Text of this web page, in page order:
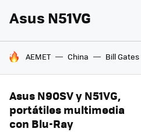
Asus N51VG
HOY SE HABLA DE
AEMET China Bill Gates
Asus N90SV y N51VG,
portátiles multimedia
con Blu-Ray